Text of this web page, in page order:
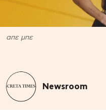
απε μπε
Newsroom